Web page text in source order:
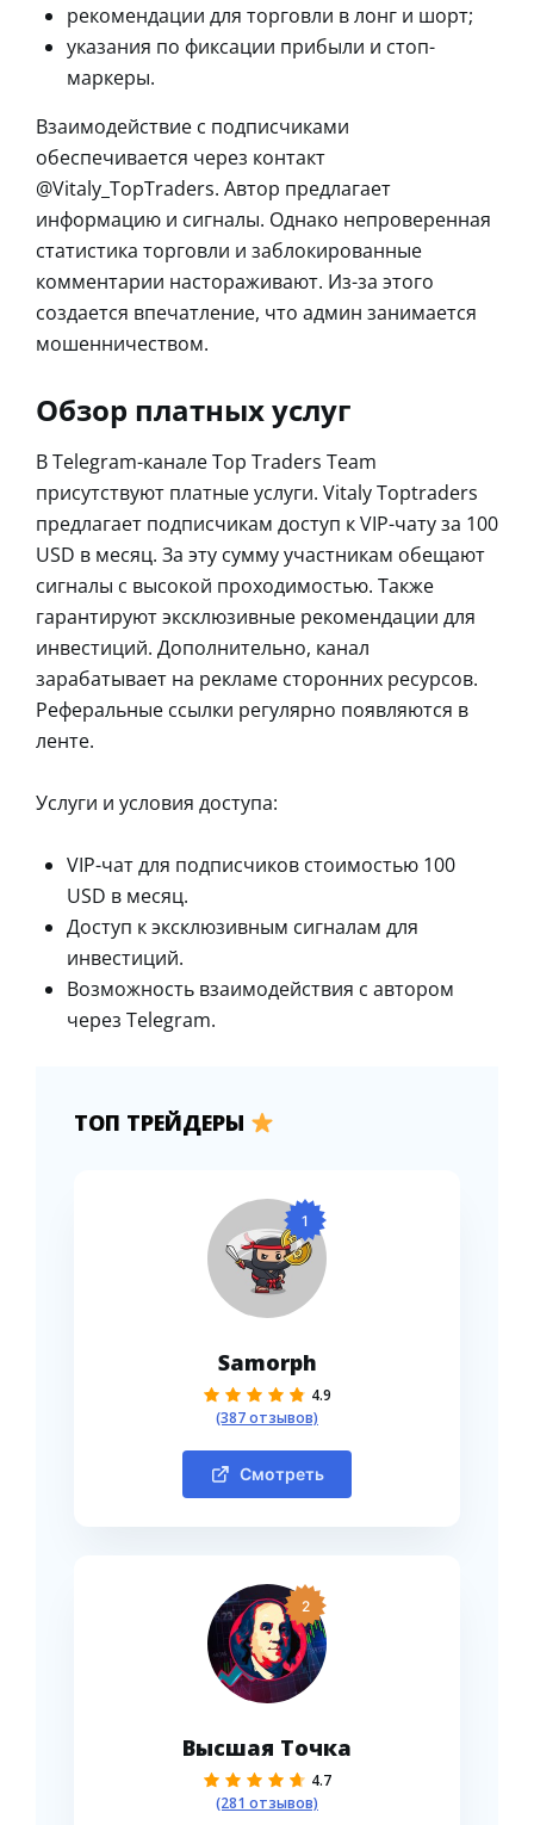
рекомендации для торговли в лонг и шорт;
указания по фиксации прибыли и стоп-
маркеры.
Взаимодействие с подписчиками
обеспечивается через контакт
@Vitaly_TopTraders. Автор предлагает
информацию и сигналы. Однако непроверенная
статистика торговли и заблокированные
комментарии настораживают. Из-за этого
создается впечатление, что админ занимается
мошенничеством.
Обзор платных услуг
В Telegram-канале Top Traders Team
присутствуют платные услуги. Vitaly Toptraders
предлагает подписчикам доступ к VIP-чату за 100
USD в месяц. За эту сумму участникам обещают
сигналы с высокой проходимостью. Также
гарантируют эксклюзивные рекомендации для
инвестиций. Дополнительно, канал
зарабатывает на рекламе сторонних ресурсов.
Реферальные ссылки регулярно появляются в
ленте.
Услуги и условия доступа:
VIP-чат для подписчиков стоимостью 100
USD в месяц.
Доступ к эксклюзивным сигналам для
инвестиций.
Возможность взаимодействия с автором
через Telegram.
ТОП ТРЕЙДЕРЫ
1
Samorph
4.9
(387 отзывов)
Смотреть
2
Высшая Точка
4.7
(281 отзывов)